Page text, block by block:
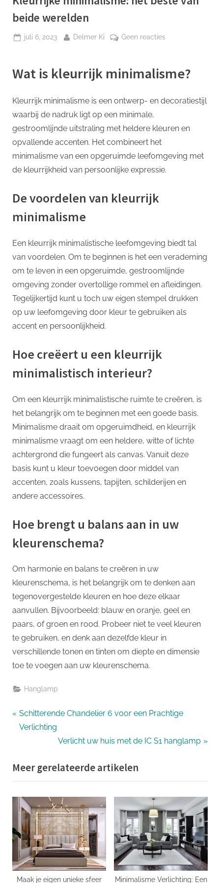
beide werelden
Geplaatst
juli 6, 2023 Door
Delmer Ki Geen reactiesop
het
beide
Wat is kleurrijk minimalisme?
Kleurrijk minimalisme is een ontwerp- en decoratiestijl
waarbij de nadruk ligt op een minimale,
gestroomlijnde uitstraling met heldere kleuren en
opvallende accenten. Het combineert het
minimalisme van een opgeruimde leefomgeving met
de kleurrijkheid van persoonlijke expressie.
De voordelen van kleurrijk
minimalisme
Een kleurrijk minimalistische leefomgeving biedt tal
van voordelen. Om te beginnen is het een verademing
om te leven in een opgeruimde, gestroomlijnde
omgeving zonder overtollige rommel en afleidingen.
Tegelijkertijd kunt u toch uw eigen stempel drukken
op uw leefomgeving door kleur te gebruiken als
accent en persoonlijkheid.
Hoe creëert u een kleurrijk
minimalistisch interieur?
Om een kleurrijk minimalistische ruimte te creëren, is
het belangrijk om te beginnen met een goede basis.
Minimalisme draait om opgeruimdheid, en kleurrijk
minimalisme vraagt om een heldere, witte of lichte
achtergrond die fungeert als canvas. Vanuit deze
basis kunt u kleur toevoegen door middel van
accenten, zoals kussens, tapijten, schilderijen en
andere accessoires.
Hoe brengt u balans aan in uw
kleurenschema?
Om harmonie en balans te creëren in uw
kleurenschema, is het belangrijk om te denken aan
tegenovergestelde kleuren en hoe deze elkaar
aanvullen. Bijvoorbeeld: blauw en oranje, geel en
paars, of groen en rood. Probeer niet te veel kleuren
te gebruiken, en denk aan dezelfde kleur in
verschillende tonen en tinten om diepte en dimensie
toe te voegen aan uw kleurenschema.
Hanglamp
Bericht
navigatie
P
r
o
u
s
P
o
s
t
:
Schitterende Chandelier 6 voor een Prachtige
Verlichting
N
x
t
P
o
s
t
:
Verlicht uw huis met de IC S1 hanglamp
Meer gerelateerde artikelen
Maak je eigen unieke sfeer Minimalisme Verlichting: Een